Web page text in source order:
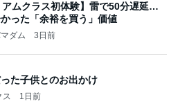
アムクラス初体験】雷で50分遅延…
った「余裕を買う」価値
ダム 3日前
た子供とのお出かけ
ス 1日前